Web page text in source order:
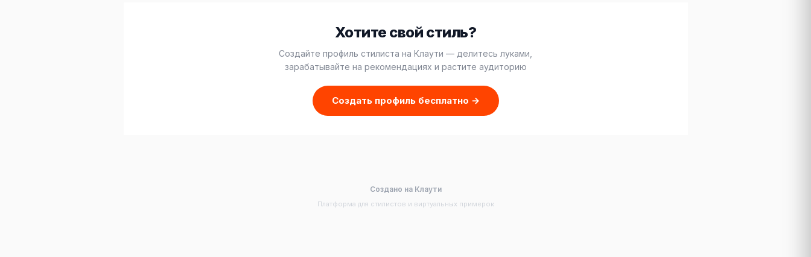
Хотите свой стиль?
Создайте профиль стилиста на Клаути — делитесь луками,
зарабатывайте на рекомендациях и растите аудиторию
Создать профиль бесплатно →
Создано на Клаути
Платформа для стилистов и виртуальных примерок